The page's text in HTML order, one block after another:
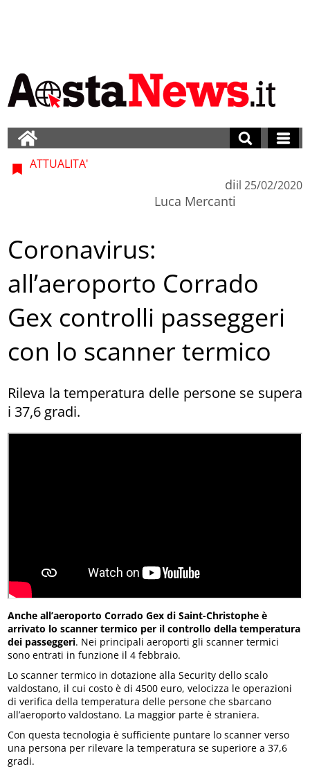
ATTUALITA'
di
Luca Mercanti
il 25/02/2020
Coronavirus:
all’aeroporto Corrado
Gex controlli passeggeri
con lo scanner termico
Rileva la temperatura delle persone se supera
i 37,6 gradi.
Anche all’aeroporto Corrado Gex di Saint-Christophe è
arrivato lo scanner termico per il controllo della temperatura
dei passeggeri. Nei principali aeroporti gli scanner termici
sono entrati in funzione il 4 febbraio.
Lo scanner termico in dotazione alla Security dello scalo
valdostano, il cui costo è di 4500 euro, velocizza le operazioni
di verifica della temperatura delle persone che sbarcano
all’aeroporto valdostano. La maggior parte è straniera.
Con questa tecnologia è sufficiente puntare lo scanner verso
una persona per rilevare la temperatura se superiore a 37,6
gradi.